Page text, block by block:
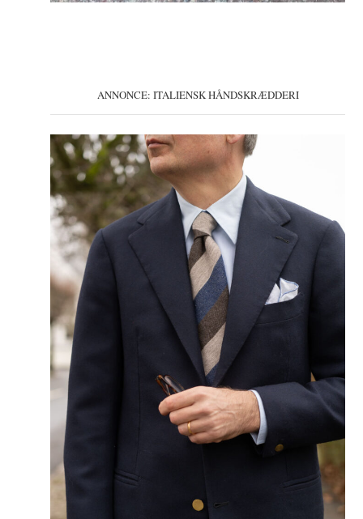
ANNONCE: ITALIENSK HÅNDSKRÆDDERI